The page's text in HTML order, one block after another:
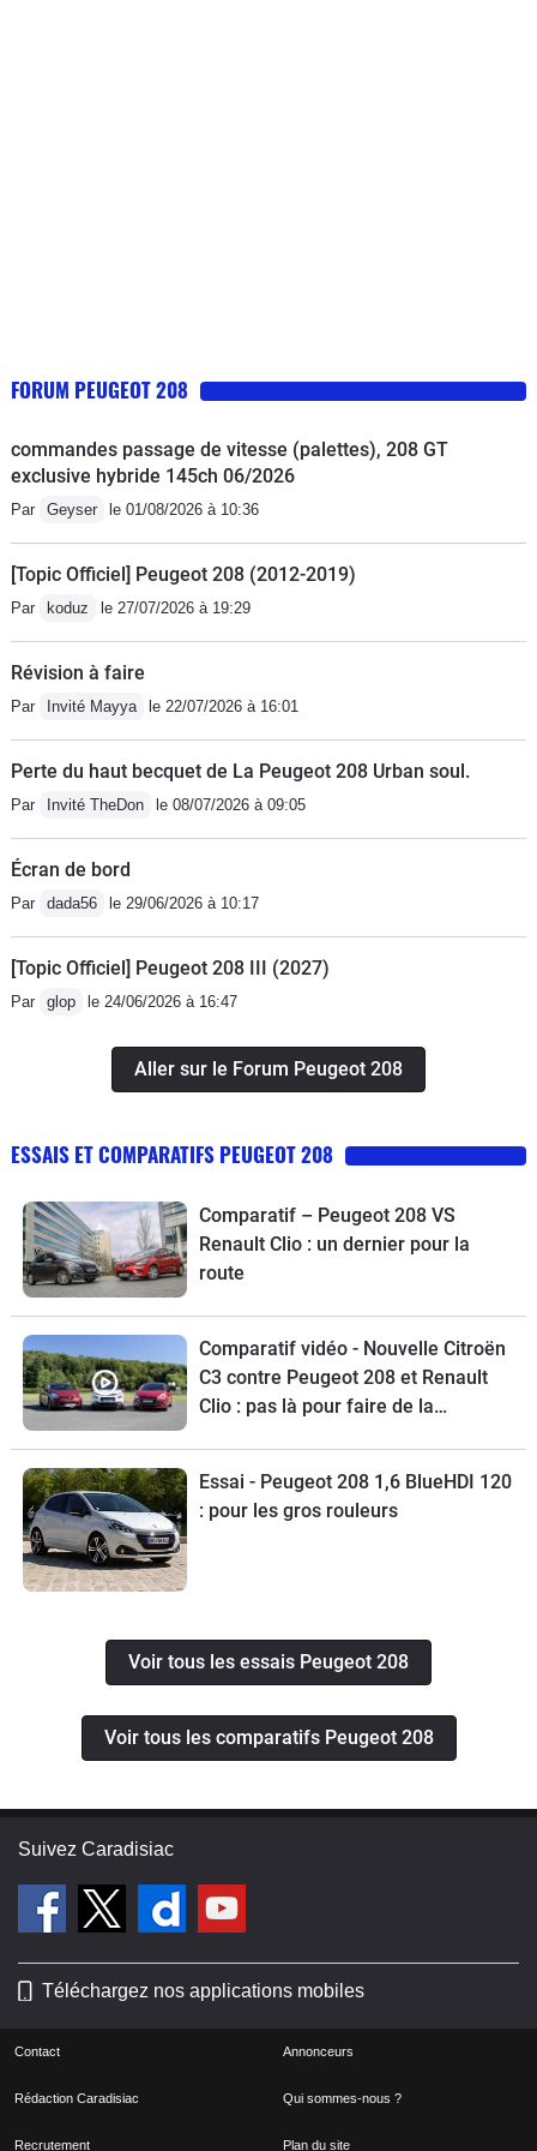
FORUM PEUGEOT 208
commandes passage de vitesse (palettes), 208 GT
exclusive hybride 145ch 06/2026
Par Geyser le 01/08/2026 à 10:36
[Topic Officiel] Peugeot 208 (2012-2019)
Par koduz le 27/07/2026 à 19:29
Révision à faire
Par Invité Mayya le 22/07/2026 à 16:01
Perte du haut becquet de La Peugeot 208 Urban soul.
Par Invité TheDon le 08/07/2026 à 09:05
Écran de bord
Par dada56 le 29/06/2026 à 10:17
[Topic Officiel] Peugeot 208 III (2027)
Par glop le 24/06/2026 à 16:47
Aller sur le Forum Peugeot 208
ESSAIS ET COMPARATIFS PEUGEOT 208
Comparatif – Peugeot 208 VS
Renault Clio : un dernier pour la
route
Comparatif vidéo - Nouvelle Citroën
C3 contre Peugeot 208 et Renault
Clio : pas là pour faire de la
Essai - Peugeot 208 1,6 BlueHDI 120
: pour les gros rouleurs
Voir tous les essais Peugeot 208
Voir tous les comparatifs Peugeot 208
Suivez Caradisiac
Téléchargez nos applications mobiles
Contact Annonceurs
Rédaction Caradisiac Qui sommes-nous ?
Recrutement Plan du site